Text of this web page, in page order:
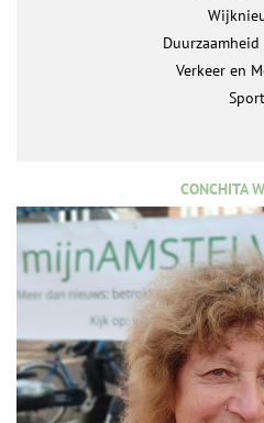
Verkeer en
Sport
CONCHITA